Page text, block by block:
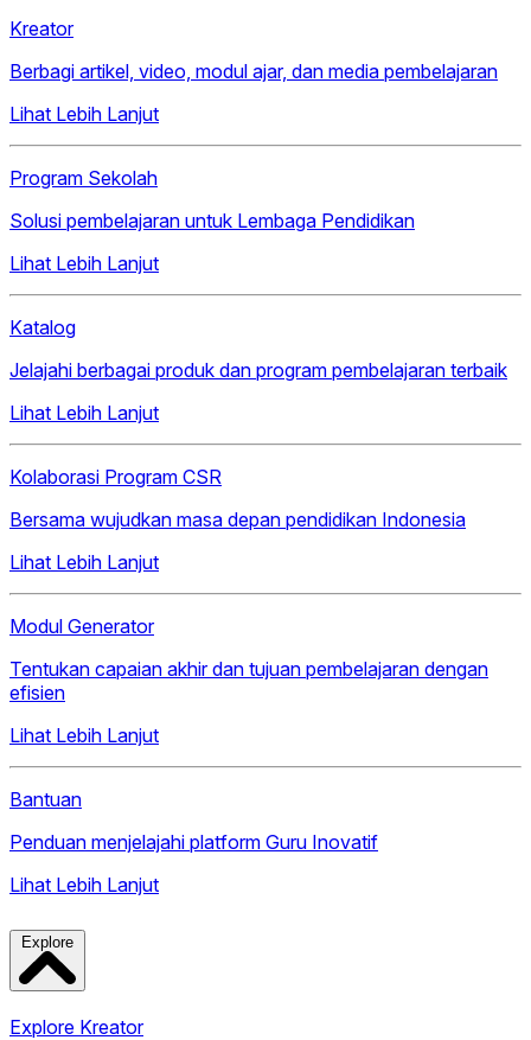
Kreator
Berbagi artikel, video, modul ajar, dan media pembelajaran
Lihat Lebih Lanjut
Program Sekolah
Solusi pembelajaran untuk Lembaga Pendidikan
Lihat Lebih Lanjut
Katalog
Jelajahi berbagai produk dan program pembelajaran terbaik
Lihat Lebih Lanjut
Kolaborasi Program CSR
Bersama wujudkan masa depan pendidikan Indonesia
Lihat Lebih Lanjut
Modul Generator
Tentukan capaian akhir dan tujuan pembelajaran dengan
efisien
Lihat Lebih Lanjut
Bantuan
Penduan menjelajahi platform Guru Inovatif
Lihat Lebih Lanjut
Explore
Explore Kreator